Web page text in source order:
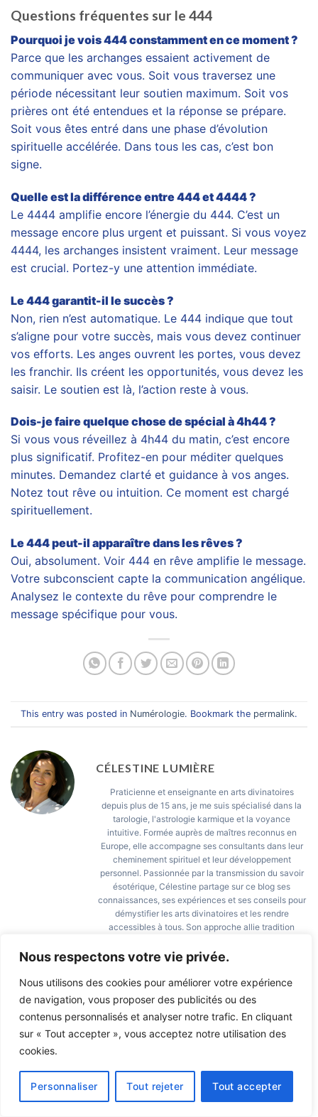
Nous respectons votre vie privée.
Nous utilisons des cookies pour améliorer votre expérience
de navigation, vous proposer des publicités ou des
contenus personnalisés et analyser notre trafic. En cliquant
sur « Tout accepter », vous acceptez notre utilisation des
cookies.
Personnaliser Tout rejeter Tout accepter
Questions fréquentes sur le 444
Pourquoi je vois 444 constamment en ce moment ?
Parce que les archanges essaient activement de
communiquer avec vous. Soit vous traversez une
période nécessitant leur soutien maximum. Soit vos
prières ont été entendues et la réponse se prépare.
Soit vous êtes entré dans une phase d’évolution
spirituelle accélérée. Dans tous les cas, c’est bon
signe.
Quelle est la différence entre 444 et 4444 ?
Le 4444 amplifie encore l’énergie du 444. C’est un
message encore plus urgent et puissant. Si vous voyez
4444, les archanges insistent vraiment. Leur message
est crucial. Portez-y une attention immédiate.
Le 444 garantit-il le succès ?
Non, rien n’est automatique. Le 444 indique que tout
s’aligne pour votre succès, mais vous devez continuer
vos efforts. Les anges ouvrent les portes, vous devez
les franchir. Ils créent les opportunités, vous devez les
saisir. Le soutien est là, l’action reste à vous.
Dois-je faire quelque chose de spécial à 4h44 ?
Si vous vous réveillez à 4h44 du matin, c’est encore
plus significatif. Profitez-en pour méditer quelques
minutes. Demandez clarté et guidance à vos anges.
Notez tout rêve ou intuition. Ce moment est chargé
spirituellement.
Le 444 peut-il apparaître dans les rêves ?
Oui, absolument. Voir 444 en rêve amplifie le message.
Votre subconscient capte la communication angélique.
Analysez le contexte du rêve pour comprendre le
message spécifique pour vous.
This entry was posted in Numérologie. Bookmark the permalink.
CÉLESTINE LUMIÈRE
Praticienne et enseignante en arts divinatoires
depuis plus de 15 ans, je me suis spécialisé dans la
tarologie, l'astrologie karmique et la voyance
intuitive. Formée auprès de maîtres reconnus en
Europe, elle accompagne ses consultants dans leur
cheminement spirituel et leur développement
personnel. Passionnée par la transmission du savoir
ésotérique, Célestine partage sur ce blog ses
connaissances, ses expériences et ses conseils pour
démystifier les arts divinatoires et les rendre
accessibles à tous. Son approche allie tradition
l'éthique et de la bienveillance.
20h02 signification : le
message puissant de cette
heure miroir inversée
Chakra Sacré
(Svadhisthana) : guide